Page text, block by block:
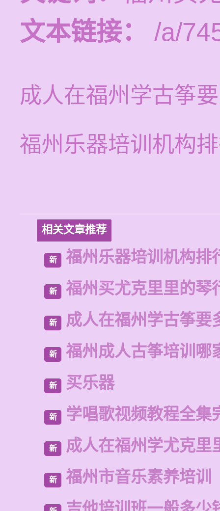
文本链接：
/a/
成人在福州学古筝
福州乐器培训机构
相关文章推荐
新 福州乐器培训机构排
新 福州买尤克里里的琴
新 成人在福州学古筝要
新 福州成人古筝培训哪
新 买乐器
新 学唱歌视频教程全集
新 成人在福州学尤克里
新 福州市音乐素养培训